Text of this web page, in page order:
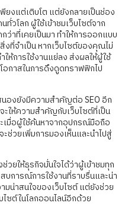
ยงแต่เติบโต แต่ยังกลายเป็นช่อง
ทั่วโลก ผู้ใช้เข้าชมเว็บไซต์จาก
าที่เคยเป็นมา ทำให้การออกแบบ
ที่จำเป็น หากเว็บไซต์ของคุณไม่
ห้การใช้งานแย่ลง ส่งผลให้ผู้ใช้
กาสในการดึงดูดทราฟฟิกไป
องยังมีความสำคัญต่อ SEO อีก
ะให้ความสำคัญกับเว็บไซต์ที่เป็น
เมื่อผู้ใช้ค้นหาจากอุปกรณ์มือถือ
ช่วยเพิ่มการมองเห็นและนำไปสู่
ยให้ธุรกิจมั่นใจได้ว่าผู้เข้าชมทุก
บการณ์การใช้งานที่ราบรื่นและน่า
น่าสนใจของเว็บไซต์ แต่ยังช่วย
ซต์ในโลกออนไลน์อีกด้วย